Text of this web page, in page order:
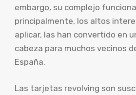
embargo, su complejo
principalmente, los altos
aplicar, las han convertido en
cabeza para muchos vecinos
España.
Las tarjetas revolving son